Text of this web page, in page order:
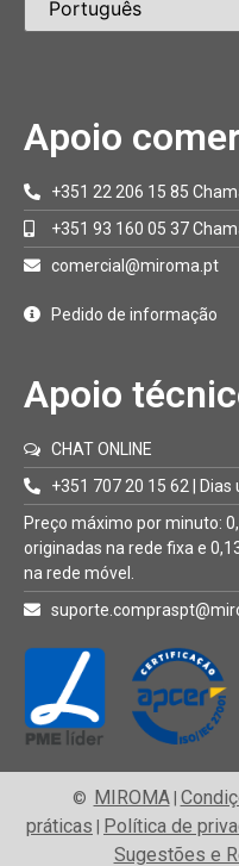
Apoio
+351 22 206 15 85
+351 93 160 05 37
comercial@miroma.pt
Pedido de informação
Apoio
CHAT ONLINE
+351 707 20 15 62 |
Preço máximo por minuto:
originadas na rede fixa e
na rede móvel.
© MIROMA|
práticas Política de
Sugestões e